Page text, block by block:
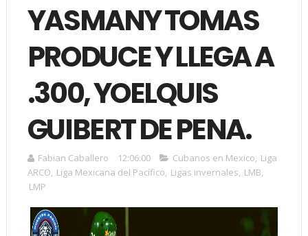
YASMANY TOMAS
PRODUCE Y LLEGA A
.300, YOELQUIS
GUIBERT DE PENA.
Fabian Caballero 12:06:00 Cubanos en Mexico, Liga
ARCO, Liga Mexicana del Pacífico, Ligas invernales, LMB,
LMP